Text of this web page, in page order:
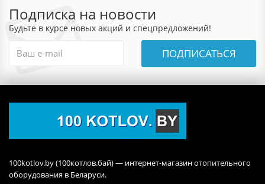
Подписка на новости
Будьте в курсе новых акций и спецпредложений!
ПОДПИСАТЬСЯ
100kotlov.by (100котлов.бай) — интернет-магазин отопительного
оборудования в Беларуси.